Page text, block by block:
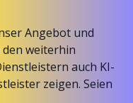
Angebot und
weiterhin
auch KI-
zeigen. Seien